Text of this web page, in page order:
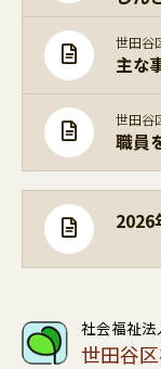
世田谷
主な
世田谷
職員
2026
社会福祉
世田谷